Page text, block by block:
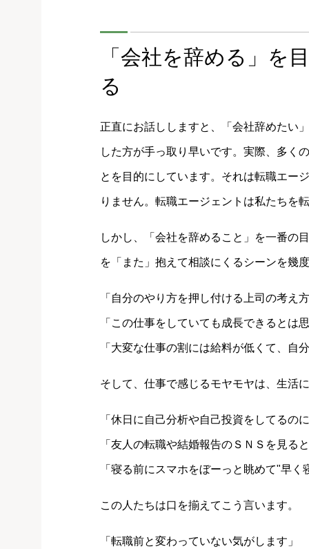
「会社を辞める」を
る
正直にお話ししますと、「会社辞めたい
した方が手っ取り早いです。実際、多く
とを目的にしています。それは転職エー
りません。転職エージェントは私たちを
しかし、「会社を辞めること」を一番の
を「また」抱えて相談にくるシーンを幾
「自分のやり方を押し付ける上司の考え
「この仕事をしていても成長できるとは
「大変な仕事の割には給料が低くて、自
そして、仕事で感じるモヤモヤは、生活
「休日に自己分析や自己投資をしてるの
「友人の転職や結婚報告のＳＮＳを見る
「寝る前にスマホをぼーっと眺めて"早
この人たちは口を揃えてこう言います。
「転職前と変わっていない気がします」